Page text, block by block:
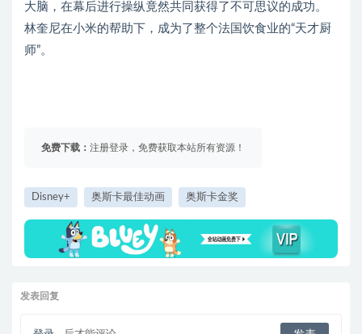
大脑，在幕后进行操纵竟然共同获得了不可思议的成功。
林奎尼在小米的帮助下，成为了整个法国饮食业的“天才厨
师”。
免费下载： 注册登录，免费获取本站所有资源！
Disney+ 奥斯卡最佳动画 奥斯卡金奖
发表回复